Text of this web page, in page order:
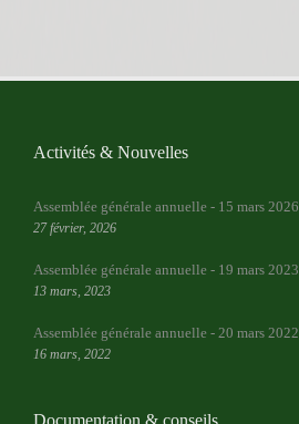
Activités & Nouvelles
Assemblée générale annuelle - 15 mars 2026
27 février, 2026
Assemblée générale annuelle - 19 mars 2023
13 mars, 2023
Assemblée générale annuelle - 20 mars 2022
16 mars, 2022
Documentation & conseils